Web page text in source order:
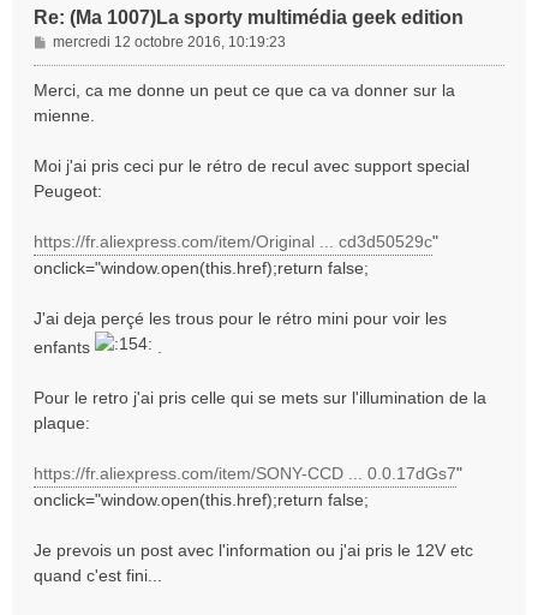
Re: (Ma 1007)La sporty multimédia geek edition
M
e
s
s
e
mercredi 12 octobre 2016, 10:19:23
Merci, ca me donne un peut ce que ca va donner sur la
mienne.
Moi j'ai pris ceci pur le rétro de recul avec support special
Peugeot:
https://fr.aliexpress.com/item/Original ... cd3d50529c"
onclick="window.open(this.href);return false;
J'ai deja perçé les trous pour le rétro mini pour voir les
enfants
.
Pour le retro j'ai pris celle qui se mets sur l'illumination de la
plaque:
https://fr.aliexpress.com/item/SONY-CCD ... 0.0.17dGs7"
onclick="window.open(this.href);return false;
Je prevois un post avec l'information ou j'ai pris le 12V etc
quand c'est fini...